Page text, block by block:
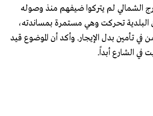
الشمالي لم يتركوا ضيفهم منذ وصوله
البلدية تحركت وهي مستمرة بمساندته،
في تأمين بدل الإيجار. وأكد أن الموضوع قيد
في الشارع أبداً.